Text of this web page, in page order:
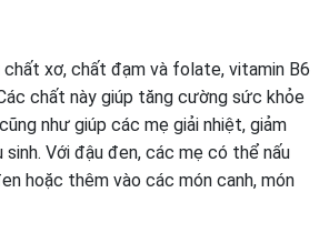
chất xơ, chất đạm và folate, vitamin B6
chất này giúp tăng cường sức khỏe
như giúp các mẹ giải nhiệt, giảm
sinh. Với đậu đen, các mẹ có thể nấu
hoặc thêm vào các món canh, món